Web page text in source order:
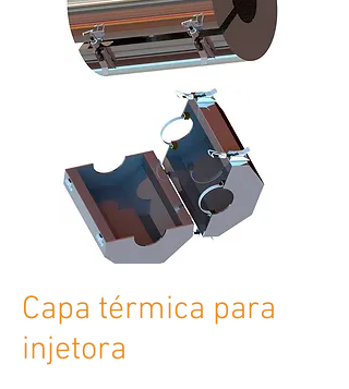
Capa térmica para
injetora